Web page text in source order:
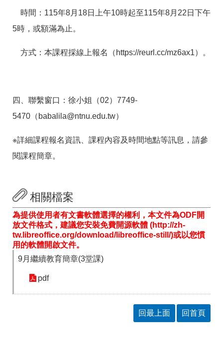
時間：115年8月18日上午10時起至115年8月22日下午
5時，或額滿為止。
方式：本課程採線上報名（https://reurl.cc/mz6ax1）。
四、聯繫窗口：徐小姐（02）7749-
5470（babalila@ntnu.edu.tw）
※詳細課程報名資訊、課程內容及時間地點等訊息，請參
閱課程簡章。
相關檔案
為提供使用者有文書軟體選擇的權利，本文件為ODF開
放文件格式，建議您安裝免費開源軟體 (http://zh-
tw.libreoffice.org/download/libreoffice-still/)或以您慣
用的軟體開啟文件。
9月繼續教育簡章(3堂課)
pdf
回最上面 回首頁